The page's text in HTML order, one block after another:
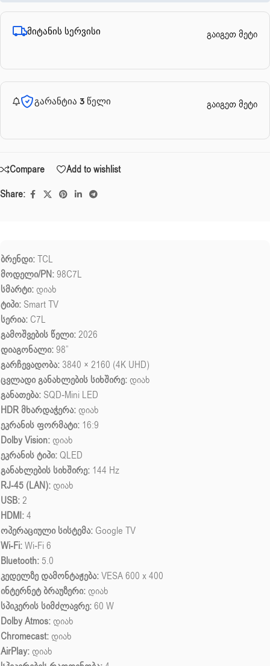
მიტანის სერვისი გაიგეთ მეტი
გარანტია 3 წელი გაიგეთ მეტი
Compare
Add to wishlist
Share:
ბრენდი:TCL
მოდელი/PN:98C7L
სმარტი: დიახ
ტიპი: Smart TV
სერია: C7L
გამოშვების წელი:2026
დიაგონალი:98”
გარჩევადობა: 3840 × 2160 (4K UHD)
ცვლადი განახლების სიხშირე: დიახ
განათება: SQD-Mini LED
HDR მხარდაჭერა: დიახ
ეკრანის ფორმატი: 16:9
Dolby Vision: დიახ
ეკრანის ტიპი:QLED
განახლების სიხშირე: 144 Hz
RJ-45 (LAN): დიახ
USB:2
HDMI:4
ოპერაციული სისტემა: Google TV
Wi-Fi:Wi-Fi 6
Bluetooth: 5.0
კედელზე დამონტაჟება:VESA 600 x 400
ინტერნეტ ბრაუზერი: დიახ
სპიკერის სიმძლავრე:60 W
Dolby Atmos: დიახ
Chromecast: დიახ
AirPlay: დიახ